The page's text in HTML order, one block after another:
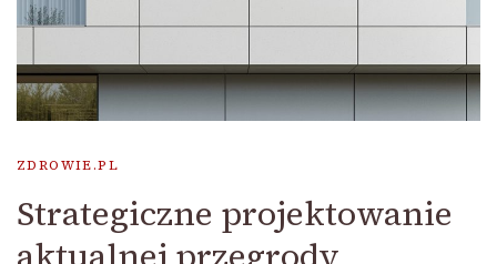
ZDROWIE.PL
Strategiczne projektowanie